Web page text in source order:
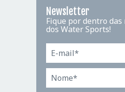
Newsletter
Fique por dentro das
dos Water Sports!